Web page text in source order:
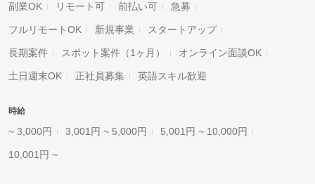
副業OK リモート可 前払い可 急募
フルリモートOK 新規事業 スタートアップ
長期案件 スポット案件（1ヶ月） オンライン面談OK
土日週末OK 正社員募集 英語スキル歓迎
時給
~ 3,000円 3,001円 ~ 5,000円 5,001円 ~ 10,000円
10,001円 ~